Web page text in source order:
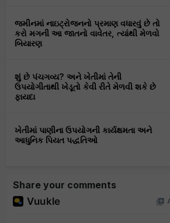
જમીનમાં નાઇટ્રોજનનો પ્રમાણ વધારવું છે તો
કરો મગની આ જાતનો વાવેતર, ત્યાંથી મેળવો
બિયારણ
શું છે પંચગવ્ય? અને ખેતીમાં તેની
ઉપયોગીતાથી ખેડૂતો કેવી રીતે મેળવી શકે છે
ફાયદા
ખેતીમાં પાણીના ઉપયોગની કાર્યક્ષમતા અને
આધુનિક પિયત પદ્ધતિઓ
Share your comments